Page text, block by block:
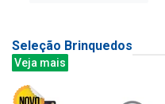
Seleção Brinquedos
Veja mais